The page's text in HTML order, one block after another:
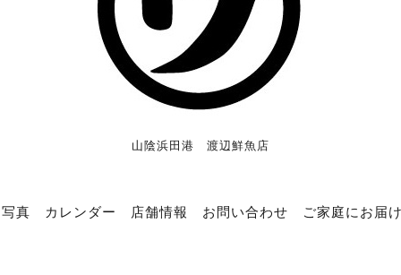
山陰浜田港 渡辺鮮魚店
写真 カレンダー 店舗情報 お問い合わせ ご家庭にお届け